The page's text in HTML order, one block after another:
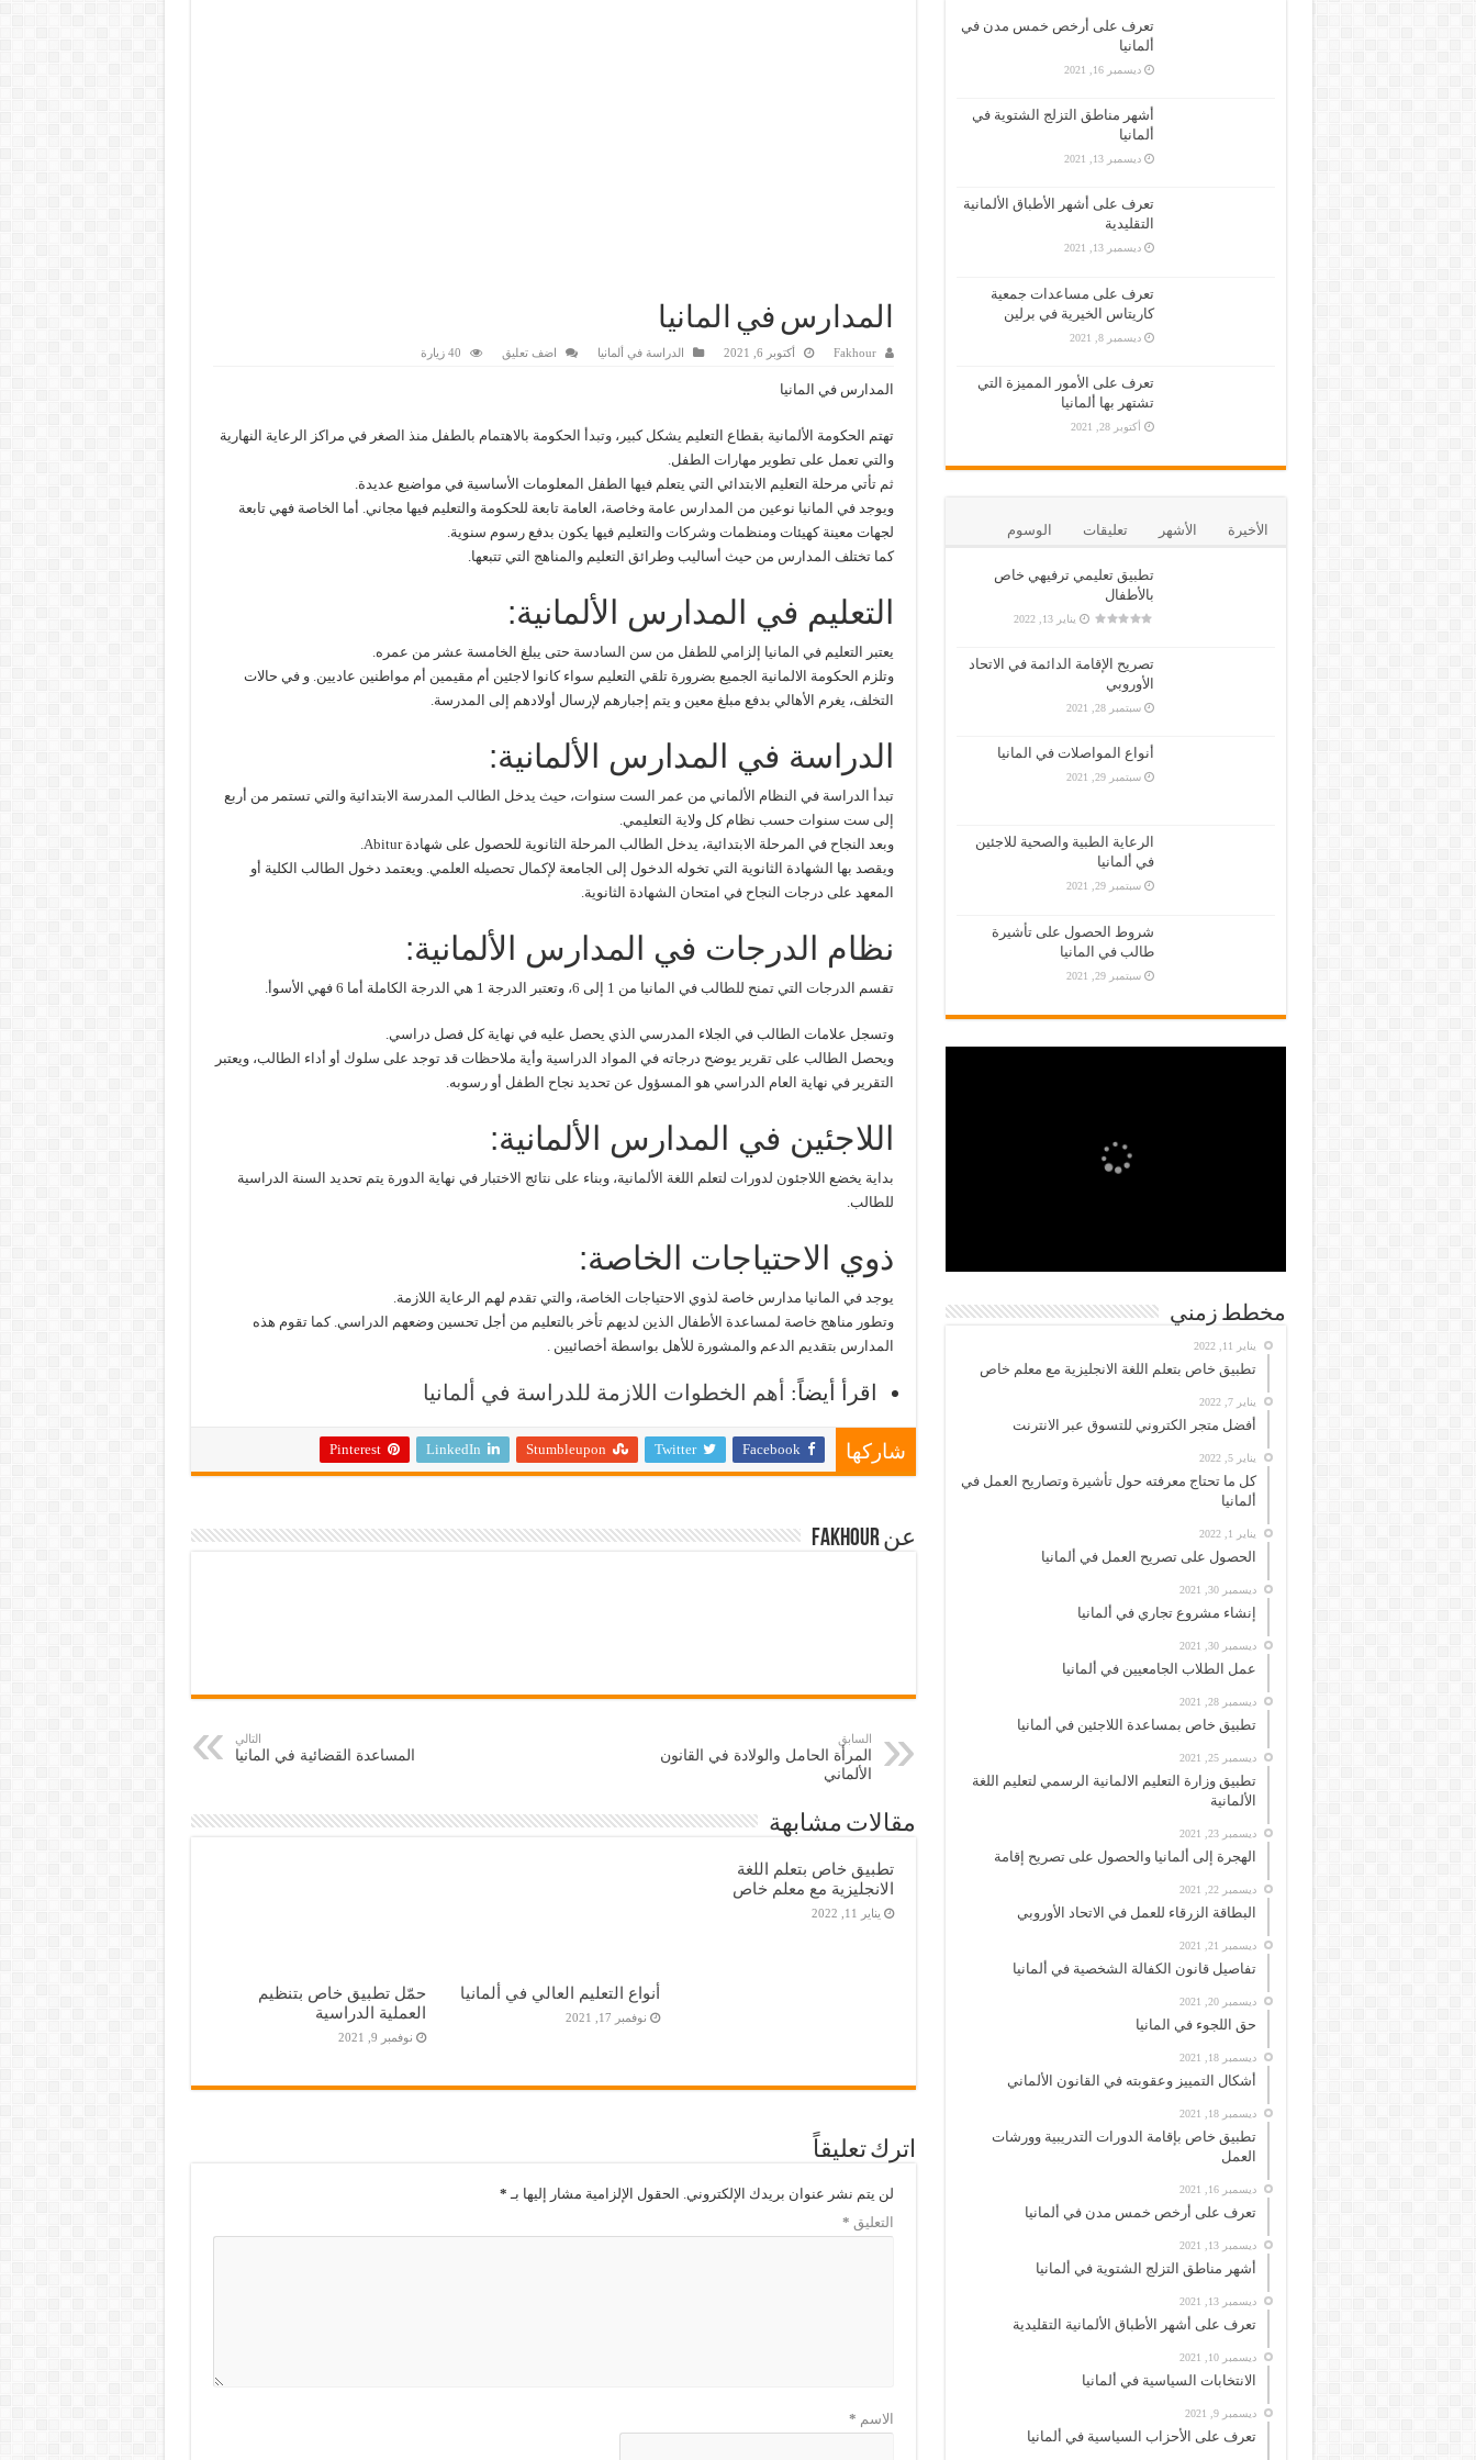
تطبيق مترجم فوري لأكثر من 100 لغة
كل ما تحتاج معرفته حول تأشيرة وتصاريح العمل في ألمانيا
الحصول على تصريح العمل في ألمانيا
المدارس في المانيا
Fakhour أكتوبر 6, 2021 الدراسة في ألمانيا اضف تعليق 40 زيارة
المدارس في المانيا
تهتم الحكومة الألمانية بقطاع التعليم يشكل كبير، وتبدأ الحكومة بالاهتمام بالطفل منذ الصغر في مراكز الرعاية النهارية
والتي تعمل على تطوير مهارات الطفل.
ثم تأتي مرحلة التعليم الابتدائي التي يتعلم فيها الطفل المعلومات الأساسية في مواضيع عديدة.
ويوجد في المانيا نوعين من المدارس عامة وخاصة، العامة تابعة للحكومة والتعليم فيها مجاني. أما الخاصة فهي تابعة
لجهات معينة كهيئات ومنظمات وشركات والتعليم فيها يكون بدفع رسوم سنوية.
كما تختلف المدارس من حيث أساليب وطرائق التعليم والمناهج التي تتبعها.
التعليم في المدارس الألمانية:
يعتبر التعليم في المانيا إلزامي للطفل من سن السادسة حتى يبلغ الخامسة عشر من عمره.
وتلزم الحكومة الالمانية الجميع بضرورة تلقي التعليم سواء كانوا لاجئين أم مقيمين أم مواطنين عاديين. و في حالات
التخلف، يغرم الأهالي بدفع مبلغ معين و يتم إجبارهم لإرسال أولادهم إلى المدرسة.
الدراسة في المدارس الألمانية:
تبدأ الدراسة في النظام الألماني من عمر الست سنوات، حيث يدخل الطالب المدرسة الابتدائية والتي تستمر من أربع
إلى ست سنوات حسب نظام كل ولاية التعليمي.
وبعد النجاح في المرحلة الابتدائية، يدخل الطالب المرحلة الثانوية للحصول على شهادة Abitur.
ويقصد بها الشهادة الثانوية التي تخوله الدخول إلى الجامعة لإكمال تحصيله العلمي. ويعتمد دخول الطالب الكلية أو
المعهد على درجات النجاح في امتحان الشهادة الثانوية.
نظام الدرجات في المدارس الألمانية:
تقسم الدرجات التي تمنح للطالب في المانيا من 1 إلى 6، وتعتبر الدرجة 1 هي الدرجة الكاملة أما 6 فهي الأسوأ.
وتسجل علامات الطالب في الجلاء المدرسي الذي يحصل عليه في نهاية كل فصل دراسي.
ويحصل الطالب على تقرير يوضح درجاته في المواد الدراسية وأية ملاحظات قد توجد على سلوك أو أداء الطالب، ويعتبر
التقرير في نهاية العام الدراسي هو المسؤول عن تحديد نجاح الطفل أو رسوبه.
اللاجئين في المدارس الألمانية:
بداية يخضع اللاجئون لدورات لتعلم اللغة الألمانية، وبناء على نتائج الاختبار في نهاية الدورة يتم تحديد السنة الدراسية
للطالب.
ذوي الاحتياجات الخاصة:
يوجد في المانيا مدارس خاصة لذوي الاحتياجات الخاصة، والتي تقدم لهم الرعاية اللازمة.
وتطور مناهج خاصة لمساعدة الأطفال الذين لديهم تأخر بالتعليم من أجل تحسين وضعهم الدراسي. كما تقوم هذه
المدارس بتقديم الدعم والمشورة للأهل بواسطة أخصائيين .
اقرأ أيضاً: أهم الخطوات اللازمة للدراسة في ألمانيا
شاركها Facebook
Twitter
Stumbleupon
LinkedIn
Pinterest
عن Fakhour
السابق
المرأة الحامل والولادة في القانون
الألماني
التالي
المساعدة القضائية في المانيا
مقالات مشابهة
تطبيق خاص بتعلم اللغة
الانجليزية مع معلم خاص
يناير 11, 2022
أنواع التعليم العالي في ألمانيا
نوفمبر 17, 2021
حمّل تطبيق خاص بتنظيم
العملية الدراسية
نوفمبر 9, 2021
اترك تعليقاً
لن يتم نشر عنوان بريدك الإلكتروني. الحقول الإلزامية مشار إليها بـ *
التعليق *
الاسم *
تعرف على أرخص خمس مدن في
ألمانيا
ديسمبر 16, 2021
أشهر مناطق التزلج الشتوية في
ألمانيا
ديسمبر 13, 2021
تعرف على أشهر الأطباق الألمانية
التقليدية
ديسمبر 13, 2021
تعرف على مساعدات جمعية
كاريتاس الخيرية في برلين
ديسمبر 8, 2021
تعرف على الأمور المميزة التي
تشتهر بها ألمانيا
أكتوبر 28, 2021
الأخيرة الأشهر تعليقات الوسوم
تطبيق تعليمي ترفيهي خاص
بالأطفال
يناير 13, 2022
تصريح الإقامة الدائمة في الاتحاد
الأوروبي
سبتمبر 28, 2021
أنواع المواصلات في المانيا
سبتمبر 29, 2021
الرعاية الطبية والصحية للاجئين
في ألمانيا
سبتمبر 29, 2021
شروط الحصول على تأشيرة
طالب في المانيا
سبتمبر 29, 2021
مخطط زمني
يناير 11, 2022
تطبيق خاص بتعلم اللغة الانجليزية مع معلم خاص
يناير 7, 2022
أفضل متجر الكتروني للتسوق عبر الانترنت
يناير 5, 2022
كل ما تحتاج معرفته حول تأشيرة وتصاريح العمل في
ألمانيا
يناير 1, 2022
الحصول على تصريح العمل في ألمانيا
ديسمبر 30, 2021
إنشاء مشروع تجاري في ألمانيا
ديسمبر 30, 2021
عمل الطلاب الجامعيين في ألمانيا
ديسمبر 28, 2021
تطبيق خاص بمساعدة اللاجئين في ألمانيا
ديسمبر 25, 2021
تطبيق وزارة التعليم الالمانية الرسمي لتعليم اللغة
الألمانية
ديسمبر 23, 2021
الهجرة إلى ألمانيا والحصول على تصريح إقامة
ديسمبر 22, 2021
البطاقة الزرقاء للعمل في الاتحاد الأوروبي
ديسمبر 21, 2021
تفاصيل قانون الكفالة الشخصية في ألمانيا
ديسمبر 20, 2021
حق اللجوء في المانيا
ديسمبر 18, 2021
أشكال التمييز وعقوبته في القانون الألماني
ديسمبر 18, 2021
تطبيق خاص بإقامة الدورات التدريبية وورشات
العمل
ديسمبر 16, 2021
تعرف على أرخص خمس مدن في ألمانيا
ديسمبر 13, 2021
أشهر مناطق التزلج الشتوية في ألمانيا
ديسمبر 13, 2021
تعرف على أشهر الأطباق الألمانية التقليدية
ديسمبر 10, 2021
الانتخابات السياسية في ألمانيا
ديسمبر 9, 2021
تعرف على الأحزاب السياسية في ألمانيا